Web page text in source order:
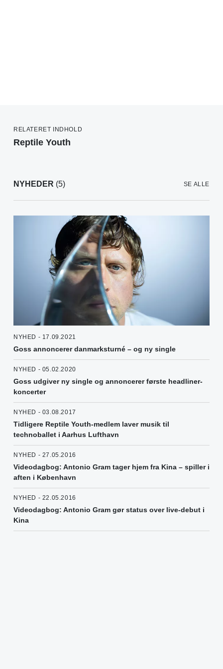
RELATERET INDHOLD
Reptile Youth
NYHEDER (5) SE ALLE
NYHED - 17.09.2021
Goss annoncerer danmarksturné – og ny single
NYHED - 05.02.2020
Goss udgiver ny single og annoncerer første headliner-
koncerter
NYHED - 03.08.2017
Tidligere Reptile Youth-medlem laver musik til
technoballet i Aarhus Lufthavn
NYHED - 27.05.2016
Videodagbog: Antonio Gram tager hjem fra Kina – spiller i
aften i København
NYHED - 22.05.2016
Videodagbog: Antonio Gram gør status over live-debut i
Kina